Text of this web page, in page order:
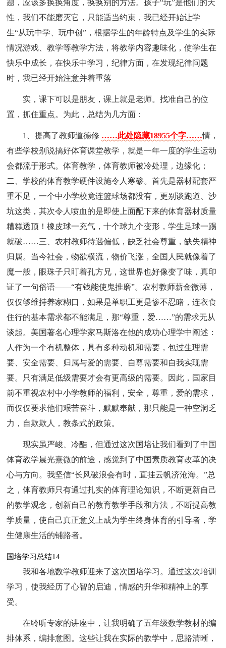
题，应该多换换角度，换换别的方法。孩子“玩”是他们的天
性，我们不能磨灭它，只能适当约束，我已经开始让学
生“从玩中学、玩中创”，根据学生的年龄特点及学生的实际
情况游戏、教学等教学方法，将教学内容趣味化，使学生在
快乐中成长，在快乐中学习，纪律方面，在发现纪律问题
时，我已经开始注意并着重落
实，课下可以是朋友，课上就是老师。找准自己的位
置，抓住重点。为此，总结为几方面：
1、提高了教师道德修 ……此处隐藏18955个字……情，
有些学校别说搞好体育课堂教学，就是一年一度的学生运动
会都流于形式。体育教学，体育教师被冷处理，边缘化；
二、学校的体育教学硬件设施令人寒碜。首先是器材配套严
重不足，一个中小学校竟连篮球场都没有，更别谈跑道、沙
坑这类，其次令人喷血的是即使上面配下来的体育器材质量
糟糕透顶！橡皮球一充气，十个球九个变形，学生足球一踢
就破……三、农村教师待遇偏低，缺乏社会尊重，缺失精神
归属。当今社会，物欲横流，物价飞涨，全国人民就像着了
魔一般，眼珠子只盯着孔方兄，这世界也好像变了味，真印
证了一句俗语——“有钱能使鬼推磨”。农村教师薪金微薄，
仅仅够维持养家糊口，如果是单职工更是惨不忍睹，连衣食
住行的基本需求都不能满足，那“尊重，爱……”的需求无从
谈起。美国著名心理学家马斯洛在他的成功心理学中阐述：
人作为一个有机整体，具有多种动机和需要，包过生理需
要、安全需要、归属与爱的需要、自尊需要和自我实现需
要。只有满足低级需要才会有更高级的需要。因此，国家目
前不重视农村中小学教师的福利，安全，尊重，爱的需求，
而仅仅要求他们艰苦奋斗，默默奉献，那只能是一种空洞乏
力，自欺欺人，教条式的政策。
现实虽严峻、冷酷，但通过这次国培让我们看到了中国
体育教学晨光熹微的前途，感觉到了中国素质教育改革的决
心与方向。我坚信“长风破浪会有时，直挂云帆济沧海。”总
之，体育教师只有通过扎实的体育理论知识，不断更新自己
的教学观念，创新自己的教育教学手段和方法，不断提高教
学质量，使自己真正意义上成为学生终身体育的引导者，学
生健康生活的铺路者。
国培学习总结14
我和各地数学教师迎来了这次国培学习。通过这次培训
学习，使我经历了心智的启迪，情感的升华和精神上的享
受。
在聆听专家的讲座中，让我明确了五年级数学教材的编
排体系，编排意图。这些让我在实际的教学中，思路清晰，